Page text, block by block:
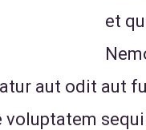
et
aut odit aut
voluptatem